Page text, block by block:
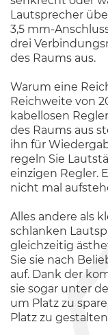
Lautsprecher
3,5 mm-
drei
des Raums aus.
Warum eine
Reichweite von
kabellosen
des Raums aus
ihn für
regeln Sie
einzigen Regler.
nicht mal
Alles andere als
schlanken
gleichzeitig
Sie sie nach
auf. Dank der
sie sogar unter
um Platz zu
Platz zu